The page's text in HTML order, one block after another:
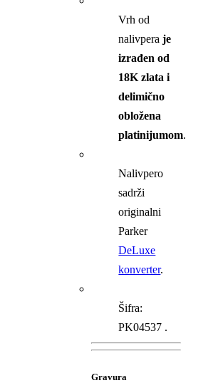
Vrh od
nalivperaje
izrađen od
18K zlata i
delimično
obložena
platinijumom.
Nalivpero
sadrži
originalni
Parker
DeLuxe
konverter.
Šifra:
PK04537 .
Gravura